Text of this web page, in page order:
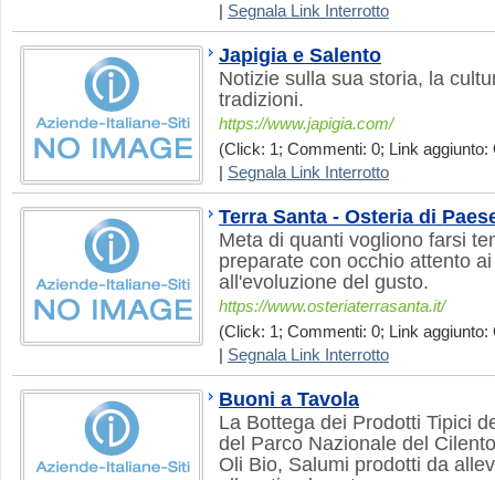
Segnala Link Interrotto
Japigia e Salento
Notizie sulla sua storia, la
tradizioni.
https://www.japigia.com/
(Click: 1; Commenti: 0; Link aggiunto:
Segnala Link Interrotto
Terra Santa - Osteria di
Meta di quanti vogliono farsi
preparate con occhio attento
all'evoluzione del gusto.
https://www.osteriaterrasanta.it/
(Click: 1; Commenti: 0; Link aggiunto:
Segnala Link Interrotto
Buoni a Tavola
La Bottega dei Prodotti Tipici
del Parco Nazionale del
Oli Bio, Salumi prodotti da